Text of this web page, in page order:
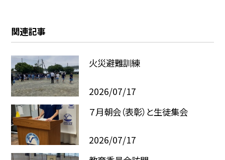
関連記事
火災避難訓練
2026/07/17
７月朝会（表彰）と生徒集会
2026/07/17